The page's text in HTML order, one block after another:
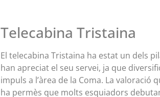
Telecabina Tristaina
El telecabina Tristaina ha estat un dels
han apreciat el seu servei, ja que
impuls a l’àrea de la Coma. La valoració
ha permès que molts esquiadors